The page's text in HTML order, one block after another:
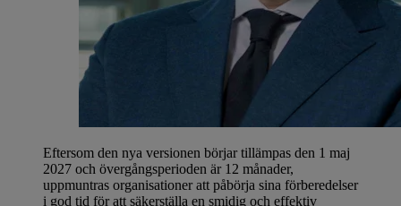
Eftersom den nya versionen börjar tillämpas den 1 maj
2027 och övergångsperioden är 12 månader,
uppmuntras organisationer att påbörja sina förberedelser
i god tid för att säkerställa en smidig och effektiv